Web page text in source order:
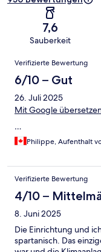
7,6
Sauberkeit
Bewertungen
Verifizierte Bewertung
6/10 – Gut
26. Juli 2025
Mit Google
…
Philippe, Aufenthalt
Verifizierte Bewertung
4/10 –
8. Juni 2025
Die Einrichtung und
spartanisch. Das